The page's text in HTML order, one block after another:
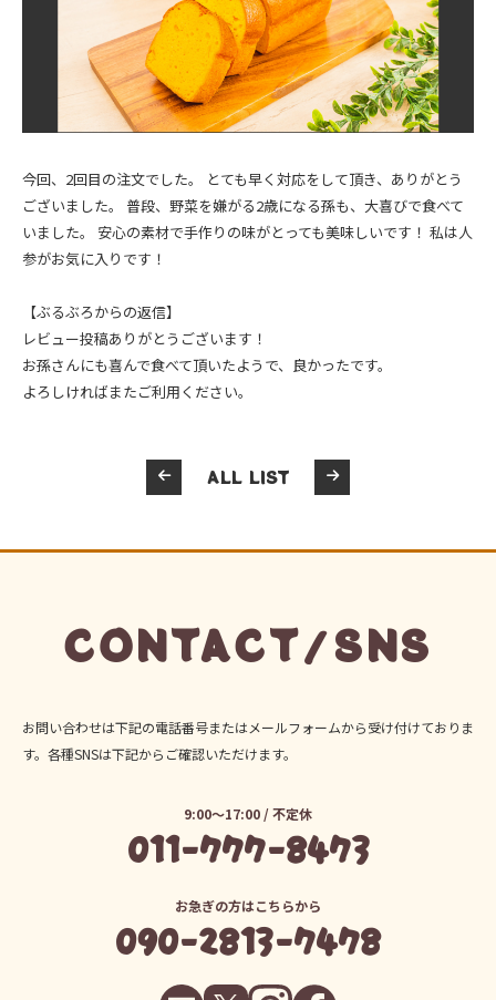
今回、2回目の注文でした。 とても早く対応をして頂き、ありがとう
ございました。 普段、野菜を嫌がる2歳になる孫も、大喜びで食べて
いました。 安心の素材で手作りの味がとっても美味しいです！ 私は人
参がお気に入りです！
【ぶるぶろからの返信】
レビュー投稿ありがとうございます！
お孫さんにも喜んで食べて頂いたようで、良かったです。
よろしければまたご利用ください。
ALL LIST
CONTACT/SNS
お問い合わせは下記の電話番号またはメールフォームから受け付けておりま
す。各種SNSは下記からご確認いただけます。
9:00～17:00 / 不定休
011-777-8473
お急ぎの方はこちらから
090-2813-7478